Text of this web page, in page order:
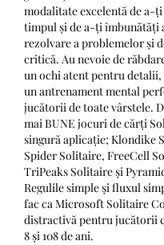
modalitate excelentă de a-
timpul și de a-ți îmbunătăți
rezolvare a problemelor și
critică. Au nevoie de
un ochi atent pentru
un antrenament mental
jucătorii de toate vârstele.
mai BUNE jocuri de cărți
singură aplicație; Klondike
Spider Solitaire, FreeCell
TriPeaks Solitaire și
Regulile simple și fluxul
fac ca Microsoft Solitaire
distractivă pentru jucătorii
8 și 108 de ani.